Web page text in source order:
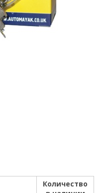
Количество